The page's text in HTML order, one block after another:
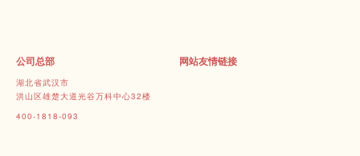
公司总部
湖北省武汉市
洪山区雄楚大道光谷万科中心32楼
400-1818-093
网站友情链接